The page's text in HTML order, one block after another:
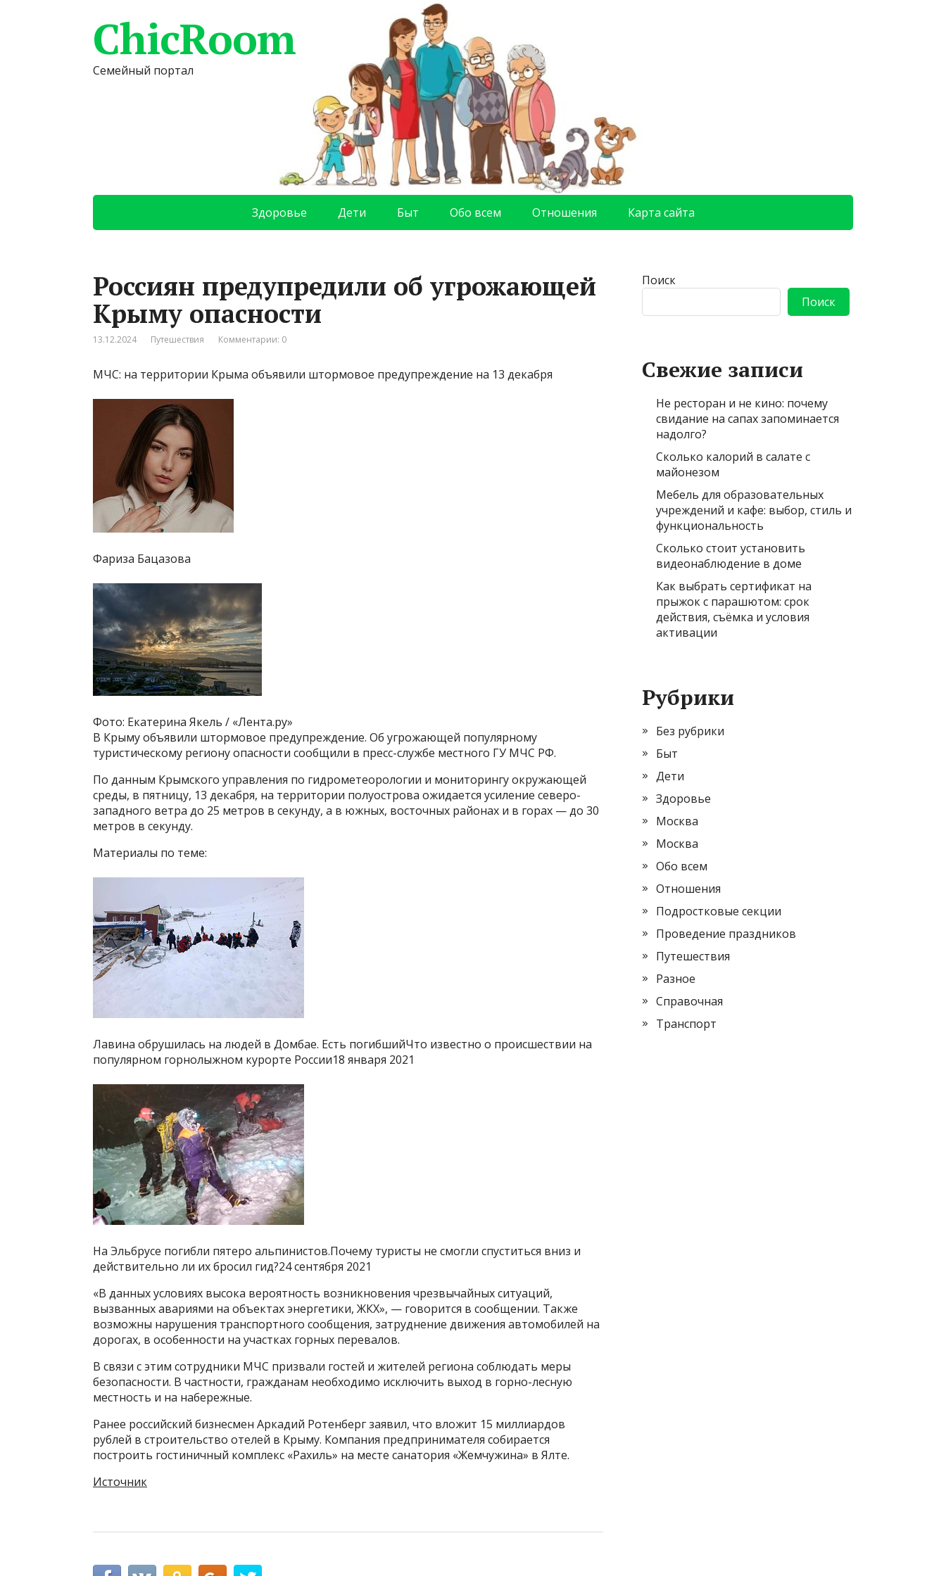
ChicRoom
Семейный портал
Здоровье Дети Быт Обо всем Отношения Карта сайта
Россиян предупредили об угрожающей
Крыму опасности
13.12.2024 Путешествия Комментарии: 0
МЧС: на территории Крыма объявили штормовое предупреждение на 13 декабря
Фариза Бацазова
Фото: Екатерина Якель / «Лента.ру»
В Крыму объявили штормовое предупреждение. Об угрожающей популярному
туристическому региону опасности сообщили в пресс-службе местного ГУ МЧС РФ.
По данным Крымского управления по гидрометеорологии и мониторингу окружающей
среды, в пятницу, 13 декабря, на территории полуострова ожидается усиление северо-
западного ветра до 25 метров в секунду, а в южных, восточных районах и в горах — до 30
метров в секунду.
Материалы по теме:
Лавина обрушилась на людей в Домбае. Есть погибшийЧто известно о происшествии на
популярном горнолыжном курорте России18 января 2021
На Эльбрусе погибли пятеро альпинистов.Почему туристы не смогли спуститься вниз и
действительно ли их бросил гид?24 сентября 2021
«В данных условиях высока вероятность возникновения чрезвычайных ситуаций,
вызванных авариями на объектах энергетики, ЖКХ», — говорится в сообщении. Также
возможны нарушения транспортного сообщения, затруднение движения автомобилей на
дорогах, в особенности на участках горных перевалов.
В связи с этим сотрудники МЧС призвали гостей и жителей региона соблюдать меры
безопасности. В частности, гражданам необходимо исключить выход в горно-лесную
местность и на набережные.
Ранее российский бизнесмен Аркадий Ротенберг заявил, что вложит 15 миллиардов
рублей в строительство отелей в Крыму. Компания предпринимателя собирается
построить гостиничный комплекс «Рахиль» на месте санатория «Жемчужина» в Ялте.
Источник
Поиск
Поиск
Свежие записи
Не ресторан и не кино: почему
свидание на сапах запоминается
надолго?
Сколько калорий в салате с
майонезом
Мебель для образовательных
учреждений и кафе: выбор, стиль и
функциональность
Сколько стоит установить
видеонаблюдение в доме
Как выбрать сертификат на
прыжок с парашютом: срок
действия, съёмка и условия
активации
Рубрики
Без рубрики
Быт
Дети
Здоровье
Москва
Москва
Обо всем
Отношения
Подростковые секции
Проведение праздников
Путешествия
Разное
Справочная
Транспорт